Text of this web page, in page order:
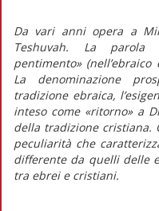
Da vari anni opera a
Teshuvah. La
pentimento»
La denominazione
tradizione ebraica,
inteso come «ritorno» a
della tradizione cristiana.
peculiarità che
differente da quelli delle
tra ebrei e cristiani.